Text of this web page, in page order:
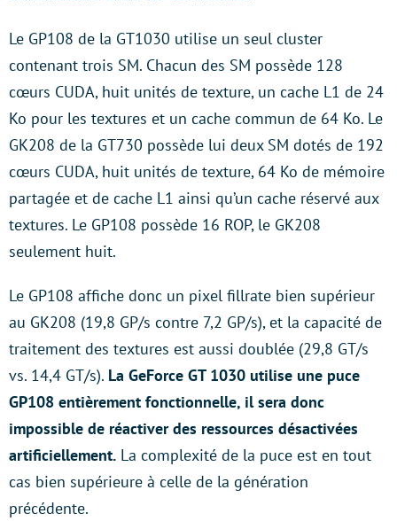
Le GP108 de la GT1030 utilise un seul cluster
contenant trois SM. Chacun des SM possède 128
cœurs CUDA, huit unités de texture, un cache L1 de 24
Ko pour les textures et un cache commun de 64 Ko. Le
GK208 de la GT730 possède lui deux SM dotés de 192
cœurs CUDA, huit unités de texture, 64 Ko de mémoire
partagée et de cache L1 ainsi qu’un cache réservé aux
textures. Le GP108 possède 16 ROP, le GK208
seulement huit.
Le GP108 affiche donc un pixel fillrate bien supérieur
au GK208 (19,8 GP/s contre 7,2 GP/s), et la capacité de
traitement des textures est aussi doublée (29,8 GT/s
vs. 14,4 GT/s). La GeForce GT 1030 utilise une puce
GP108 entièrement fonctionnelle, il sera donc
impossible de réactiver des ressources désactivées
artificiellement. La complexité de la puce est en tout
cas bien supérieure à celle de la génération
précédente.